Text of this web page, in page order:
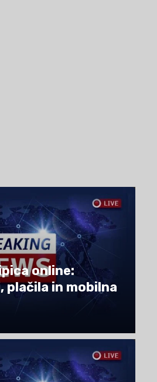
online:
plačila in mobilna